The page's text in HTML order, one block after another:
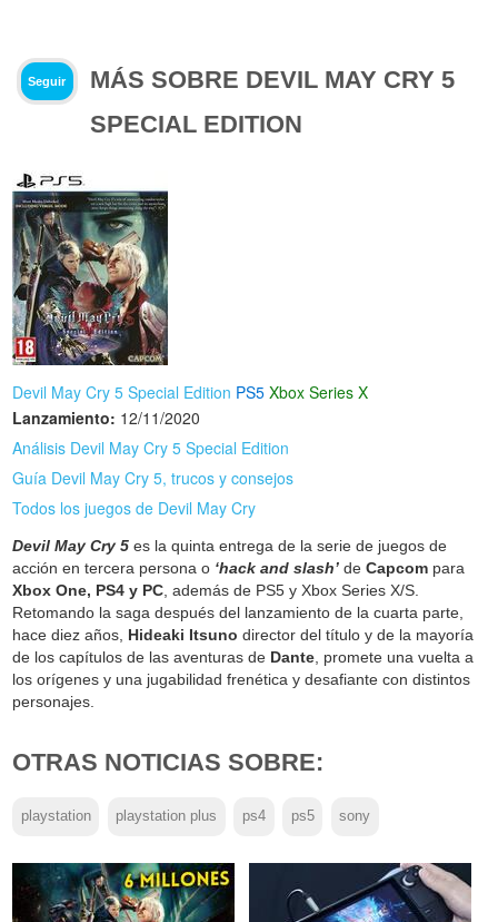
Seguir
MÁS SOBRE DEVIL MAY CRY 5
SPECIAL EDITION
Devil May Cry 5 Special Edition PS5 Xbox Series X
Lanzamiento: 12/11/2020
Análisis Devil May Cry 5 Special Edition
Guía Devil May Cry 5, trucos y consejos
Todos los juegos de Devil May Cry
Devil May Cry 5 es la quinta entrega de la serie de juegos de
acción en tercera persona o ‘hack and slash’ deCapcom para
Xbox One, PS4 y PC, además de PS5 y Xbox Series X/S.
Retomando la saga después del lanzamiento de la cuarta parte,
hace diez años, Hideaki Itsuno director del título y de la mayoría
de los capítulos de las aventuras de Dante, promete una vuelta a
los orígenes y una jugabilidad frenética y desafiante con distintos
personajes.
OTRAS NOTICIAS SOBRE:
playstation playstation plus ps4 ps5 sony